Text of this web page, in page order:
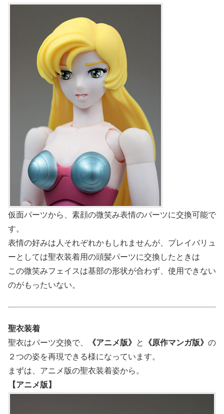
仮面パーツから、素顔の微笑み表情のパーツに交換可能で
す。
表情の好みは人それぞれかもしれませんが、プレイバリュ
ーとしては聖衣装着用の頭髪パーツに交換したときは
この微笑みフェイスは基部の形状が合わず、使用できない
のがもったいない。
聖衣装着
聖衣はパーツ交換で、
《アニメ版》 と 《原作マンガ版》 の
２つの姿を再現できる様になっています。
まずは、アニメ版の聖衣装着姿から。
【アニメ版】